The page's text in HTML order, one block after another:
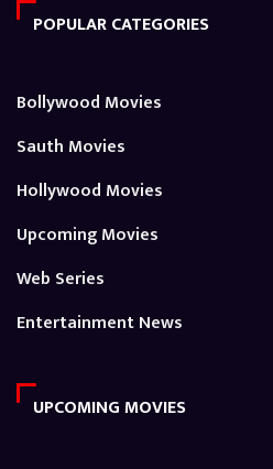
POPULAR CATEGORIES
Bollywood Movies
Sauth Movies
Hollywood Movies
Upcoming Movies
Web Series
Entertainment News
UPCOMING MOVIES